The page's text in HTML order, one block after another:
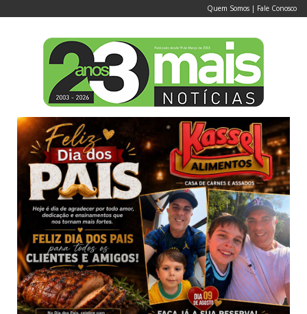
Quem Somos | Fale Conosco